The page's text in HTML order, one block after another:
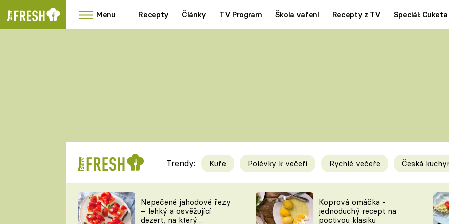
Menu Recepty Články TV Program Škola vaření Recepty z TV Speciál: Cuketa
RYCHLOVKY
Videorecepty
TEĎ VAŘÍ ŠÉF!
Tipy a triky
KAM ZA JÍDLEM
Trendy: Kuře Polévky k večeři Rychlé večeře Česká
Nepečené jahodové řezy
– lehký a osvěžující
dezert, na který
Koprová omáčka -
jednoduchý recept na
poctivou klasiku